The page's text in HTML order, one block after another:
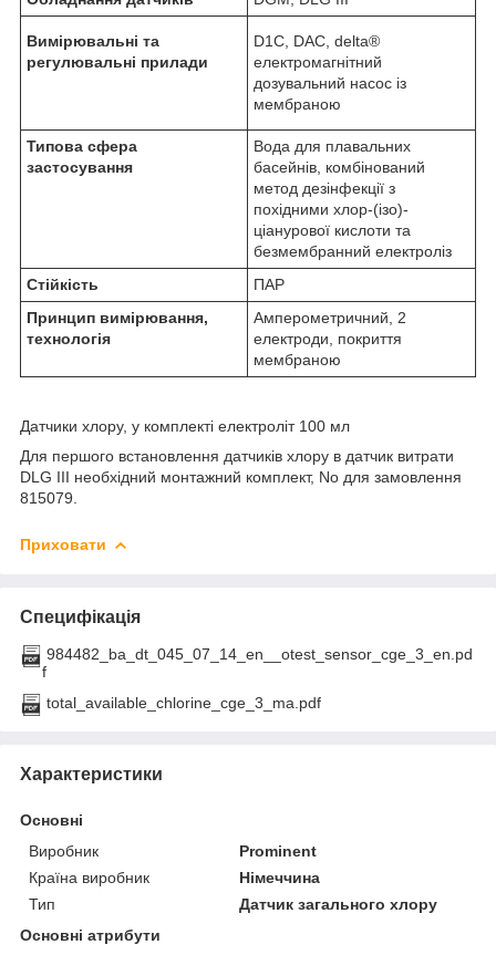
Вимірювальні та
регулювальні прилади
D1C, DAC, delta®
електромагнітний
дозувальний насос із
мембраною
Типова сфера
застосування
Вода для плавальних
басейнів, комбінований
метод дезінфекції з
похідними хлор-(ізо)-
ціанурової кислоти та
безмембранний електроліз
Стійкість
ПАР
Принцип вимірювання,
технологія
Амперометричний, 2
електроди, покриття
мембраною
Датчики хлору, у комплекті електроліт 100 мл
Для першого встановлення датчиків хлору в датчик витрати
DLG III необхідний монтажний комплект, No для замовлення
815079.
Приховати
Специфікація
984482_ba_dt_045_07_14_en__otest_sensor_cge_3_en.pd
f
total_available_chlorine_cge_3_ma.pdf
Характеристики
Основні
Виробник
Prominent
Країна виробник
Німеччина
Тип
Датчик загального хлору
Основні атрибути